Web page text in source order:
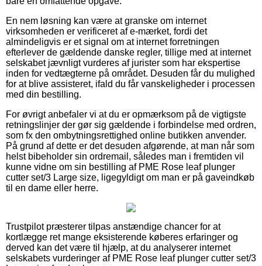
En nem løsning kan være at granske om internet
virksomheden er verificeret af e-mærket, fordi det
almindeligvis er et signal om at internet forretningen
efterlever de gældende danske regler, tillige med at internet
selskabet jævnligt vurderes af jurister som har ekspertise
inden for vedtægterne på området. Desuden får du mulighed
for at blive assisteret, ifald du får vanskeligheder i processen
med din bestilling.
For øvrigt anbefaler vi at du er opmærksom på de vigtigste
retningslinjer der gør sig gældende i forbindelse med ordren,
som fx den ombytningsrettighed online butikken anvender.
På grund af dette er det desuden afgørende, at man når som
helst bibeholder sin ordremail, således man i fremtiden vil
kunne vidne om sin bestilling af PME Rose leaf plunger
cutter set/3 Large size, ligegyldigt om man er på gaveindkøb
til en dame eller herre.
Trustpilot præsterer tilpas anstændige chancer for at
kortlægge ret mange eksisterende køberes erfaringer og
derved kan det være til hjælp, at du analyserer internet
selskabets vurderinger af PME Rose leaf plunger cutter set/3